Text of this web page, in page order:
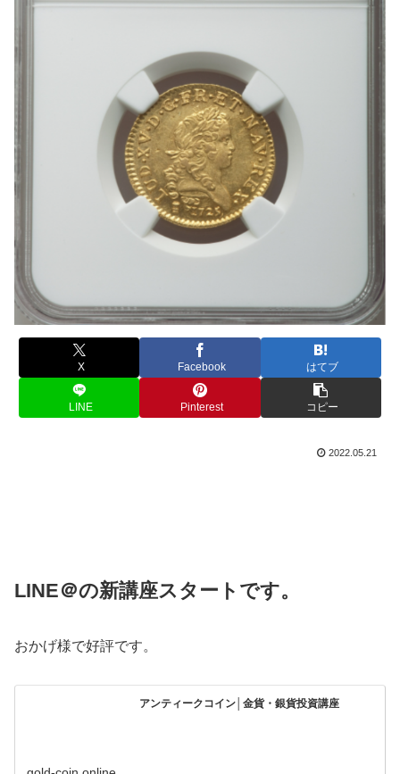
X Facebook はてブ
LINE Pinterest コピー
2022.05.21
LINE＠の新講座スタートです。
おかげ様で好評です。
アンティークコイン│金貨・銀貨投資講座